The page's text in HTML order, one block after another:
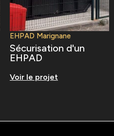
EHPAD Marignane
Sécurisation d'un
EHPAD
Voir le projet